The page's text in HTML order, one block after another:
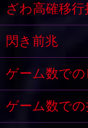
ざわ高確移行
閃き前兆
ゲーム数で
ゲーム数で